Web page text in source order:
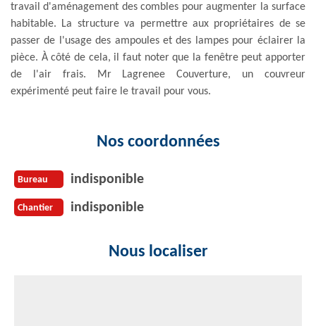
travail d'aménagement des combles pour augmenter la surface
habitable. La structure va permettre aux propriétaires de se
passer de l'usage des ampoules et des lampes pour éclairer la
pièce. À côté de cela, il faut noter que la fenêtre peut apporter
de l'air frais. Mr Lagrenee Couverture, un couvreur
expérimenté peut faire le travail pour vous.
Nos coordonnées
Bureau indisponible
Chantier indisponible
Nous localiser